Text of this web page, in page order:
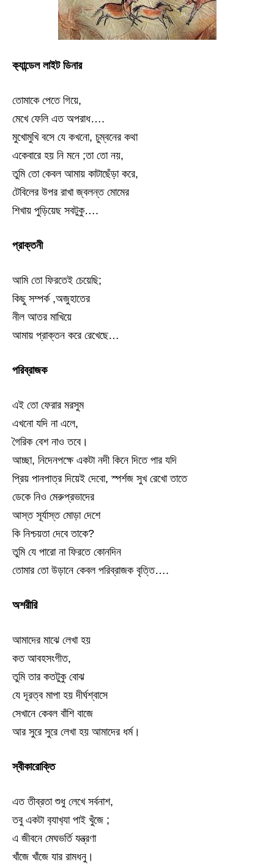
ক‍্যান্ডেল লাইট ডিনার
তোমাকে পেতে গিয়ে,
মেখে ফেলি এত অপরাধ….
মুখোমুখি বসে যে কখনো, চুম্বনের কথা
একেবারে হয় নি মনে ;তা তো নয়,
তুমি তো কেবল আমায় কাটাছেঁড়া করে,
টেবিলের উপর রাখা জ্বলন্ত মোমের
শিখায় পুড়িয়েছ সবটুকু….
প্রাক্তনী
আমি তো ফিরতেই চেয়েছি;
কিছু সম্পর্ক ,অজুহাতের
নীল আতর মাখিয়ে
আমায় প্রাক্তন করে রেখেছে…
পরিব্রাজক
এই তো ফেরার মরসুম
এখনো যদি না এলে,
গৈরিক বেশ নাও তবে।
আচ্ছা, নিদেনপক্ষে একটা নদী কিনে দিতে পার যদি
প্রিয় পানপাত্র দিয়েই দেবো, স্পর্শজ সুখ রেখো তাতে
ডেকে নিও মেরুপ্রভাদের
আস্ত সূর্যাস্ত মোড়া দেশে
কি নিশ্চয়তা দেবে তাকে?
তুমি যে পারো না ফিরতে কোনদিন
তোমার তো উড়ানে কেবল পরিব্রাজক বৃত্তি….
অশরীরি
আমাদের মাঝে লেখা হয়
কত আবহসংগীত,
তুমি তার কতটুকু বোঝ
যে দূরত্ব মাপা হয় দীর্ঘশ্বাসে
সেখানে কেবল বাঁশি বাজে
আর সুরে সুরে লেখা হয় আমাদের ধর্ম।
স্বীকারোক্তি
এত তীব্রতা শুধু লেখে সর্বনাশ,
তবু একটা ব‍্যাখ‍্যা পাই খুঁজে ;
এ জীবনে মেঘভর্তি যন্ত্রণা
খাঁজে খাঁজে যার রামধনু।